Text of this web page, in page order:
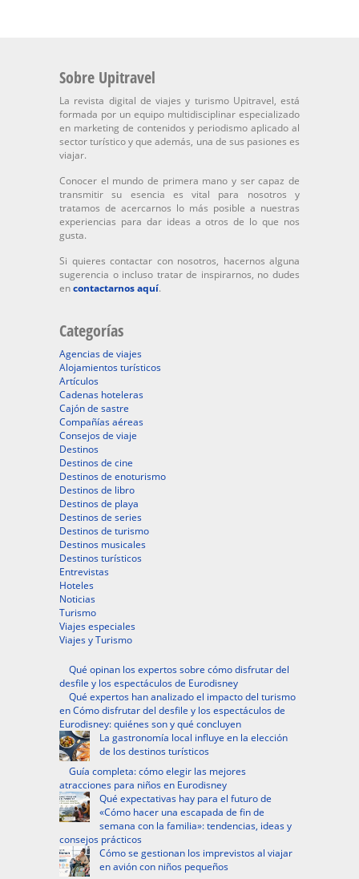
Sobre Upitravel
La revista digital de viajes y turismo Upitravel, está
formada por un equipo multidisciplinar especializado
en marketing de contenidos y periodismo aplicado al
sector turístico y que además, una de sus pasiones es
viajar.
Conocer el mundo de primera mano y ser capaz de
transmitir su esencia es vital para nosotros y
tratamos de acercarnos lo más posible a nuestras
experiencias para dar ideas a otros de lo que nos
gusta.
Si quieres contactar con nosotros, hacernos alguna
sugerencia o incluso tratar de inspirarnos, no dudes
encontactarnos aquí.
Categorías
Agencias de viajes
Alojamientos turísticos
Artículos
Cadenas hoteleras
Cajón de sastre
Compañías aéreas
Consejos de viaje
Destinos
Destinos de cine
Destinos de enoturismo
Destinos de libro
Destinos de playa
Destinos de series
Destinos de turismo
Destinos musicales
Destinos turísticos
Entrevistas
Hoteles
Noticias
Turismo
Viajes especiales
Viajes y Turismo
Qué opinan los expertos sobre cómo disfrutar del
desfile y los espectáculos de Eurodisney
Qué expertos han analizado el impacto del turismo
en Cómo disfrutar del desfile y los espectáculos de
Eurodisney: quiénes son y qué concluyen
La gastronomía local influye en la elección
de los destinos turísticos
Guía completa: cómo elegir las mejores
atracciones para niños en Eurodisney
Qué expectativas hay para el futuro de
«Cómo hacer una escapada de fin de
semana con la familia»: tendencias, ideas y
consejos prácticos
Cómo se gestionan los imprevistos al viajar
en avión con niños pequeños